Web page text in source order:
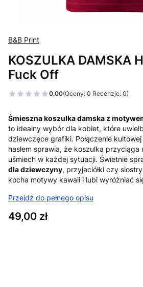
B&B Print
KOSZULKA DAMSKA
Fuck Off
0.00(Oceny: 0 Recenzje: 0)
Śmieszna koszulka damska z
to idealny wybór dla kobiet, które
dziewczęce grafiki. Połączenie
hasłem sprawia, że koszulka przyciąga
uśmiech w każdej sytuacji. Świetnie
dla dziewczyny, przyjaciółki czy
kocha motywy kawaii i lubi wyróżniać
Przejdź do pełnego opisu
Cena
49,00 zł